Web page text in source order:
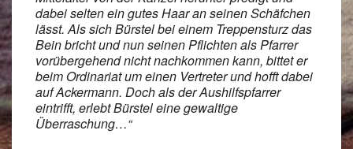
dabei selten ein gutes Haar an seinen Schäfchen
lässt. Als sich Bürstel bei einem Treppensturz das
Bein bricht und nun seinen Pflichten als Pfarrer
vorübergehend nicht nachkommen kann, bittet er
beim Ordinariat um einen Vertreter und hofft dabei
auf Ackermann. Doch als der Aushilfspfarrer
eintrifft, erlebt Bürstel eine gewaltige
Überraschung…“